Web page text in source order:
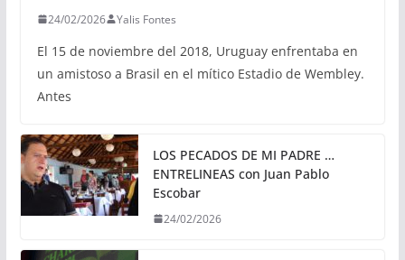
24/02/2026 Yalis Fontes
El 15 de noviembre del 2018, Uruguay enfrentaba en
un amistoso a Brasil en el mítico Estadio de Wembley.
Antes
LOS PECADOS DE MI PADRE …
ENTRELINEAS con Juan Pablo
Escobar
24/02/2026